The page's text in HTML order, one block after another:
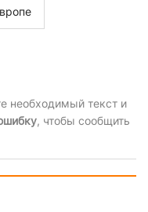
необходимый текст и
, чтобы сообщить